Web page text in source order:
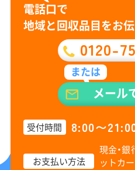
電話口で
地域と回収品目をお
0120-
または
メール
受付時間 8:00〜
お支払い方法
現金・銀
ットカ